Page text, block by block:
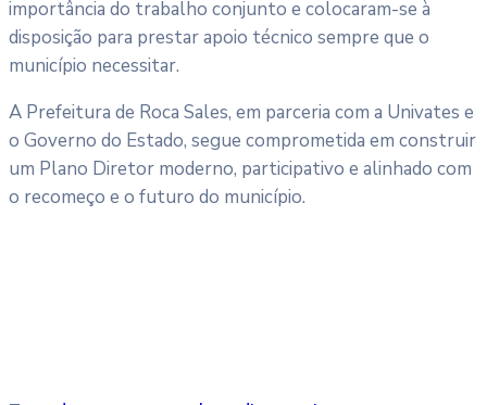
importância do trabalho conjunto e colocaram-se à
disposição para prestar apoio técnico sempre que o
município necessitar.
A Prefeitura de Roca Sales, em parceria com a Univates e
o Governo do Estado, segue comprometida em construir
um Plano Diretor moderno, participativo e alinhado com
o recomeço e o futuro do município.